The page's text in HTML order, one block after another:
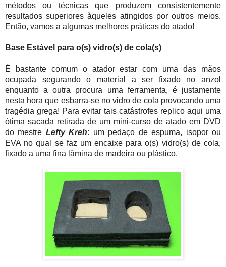
métodos ou técnicas que produzem consistentemente
resultados superiores àqueles atingidos por outros meios.
Então, vamos a algumas melhores práticas do atado!
Base Estável para o(s) vidro(s) de cola(s)
É bastante comum o atador estar com uma das mãos
ocupada segurando o material a ser fixado no anzol
enquanto a outra procura uma ferramenta, é justamente
nesta hora que esbarra-se no vidro de cola provocando uma
tragédia grega! Para evitar tais catástrofes replico aqui uma
ótima sacada retirada de um mini-curso de atado em DVD
do mestre Lefty Kreh: um pedaço de espuma, isopor ou
EVA no qual se faz um encaixe para o(s) vidro(s) de cola,
fixado a uma fina lâmina de madeira ou plástico.